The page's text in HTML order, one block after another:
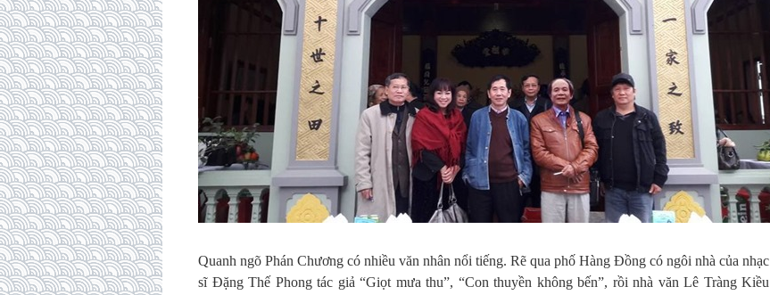
Quanh ngõ Phán Chương có nhiều văn nhân nổi tiếng. Rẽ qua phố Hàng Đồng có ngôi nhà của nhạc
sĩ Đặng Thế Phong tác giả “Giọt mưa thu”, “Con thuyền không bến”, rồi nhà văn Lê Tràng Kiều